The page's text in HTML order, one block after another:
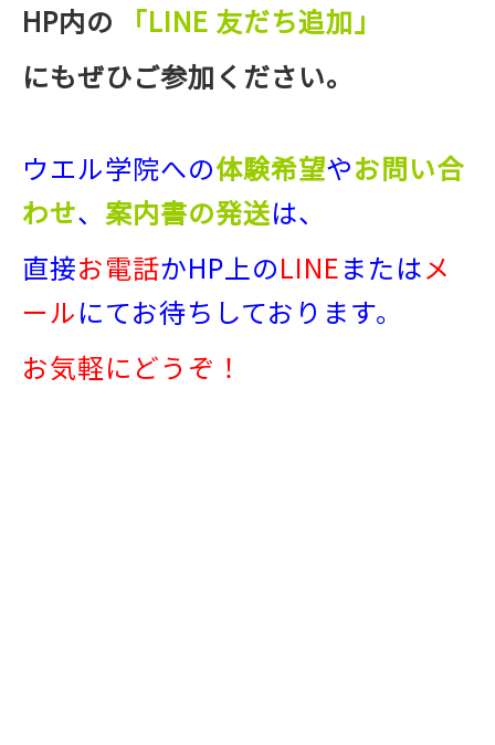
HP内の
「LINE 友だち追加」
にもぜひご参加ください。
ウエル学院への体験希望やお問い合
わせ、 案内書の発送は、
直接お電話かHP上のLINEまたはメ
ールにてお待ちしております。
お気軽にどうぞ！